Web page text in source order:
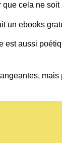
que cela ne soit
un ebooks
est aussi